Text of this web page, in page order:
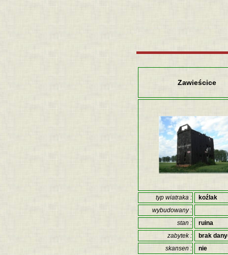
Zawieścice
typ wiatraka :
koźlak
wybudowany :
stan :
ruina
zabytek :
brak
skansen :
nie